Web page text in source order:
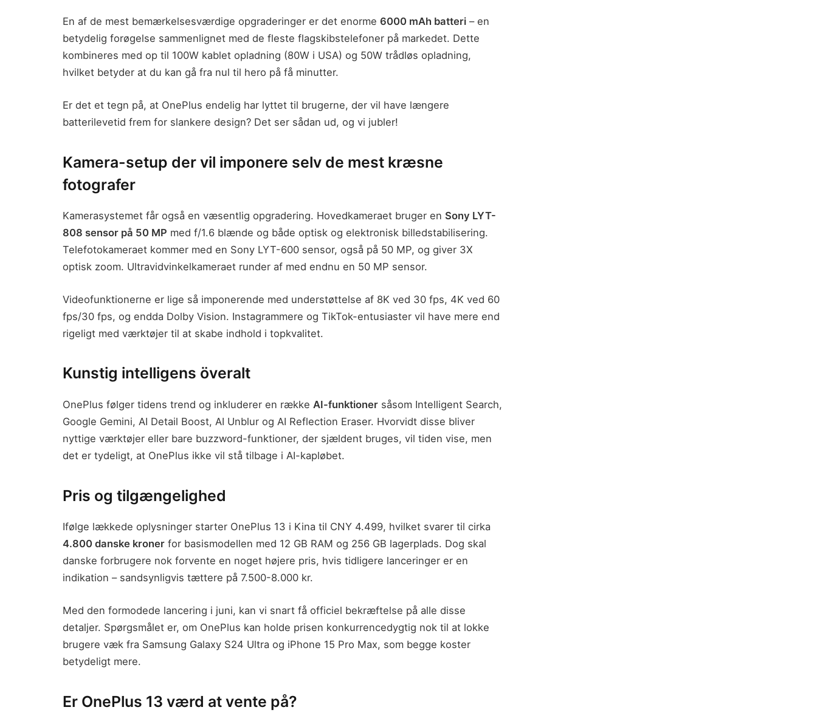
En af de mest bemærkelsesværdige opgraderinger er det enorme 6000 mAh batteri – en
betydelig forøgelse sammenlignet med de fleste flagskibstelefoner på markedet. Dette
kombineres med op til 100W kablet opladning (80W i USA) og 50W trådløs opladning,
hvilket betyder at du kan gå fra nul til hero på få minutter.
Er det et tegn på, at OnePlus endelig har lyttet til brugerne, der vil have længere
batterilevetid frem for slankere design? Det ser sådan ud, og vi jubler!
Kamera-setup der vil imponere selv de mest kræsne
fotografer
Kamerasystemet får også en væsentlig opgradering. Hovedkameraet bruger en Sony LYT-
808 sensor på 50 MP med f/1.6 blænde og både optisk og elektronisk billedstabilisering.
Telefotokameraet kommer med en Sony LYT-600 sensor, også på 50 MP, og giver 3X
optisk zoom. Ultravidvinkelkameraet runder af med endnu en 50 MP sensor.
Videofunktionerne er lige så imponerende med understøttelse af 8K ved 30 fps, 4K ved 60
fps/30 fps, og endda Dolby Vision. Instagrammere og TikTok-entusiaster vil have mere end
rigeligt med værktøjer til at skabe indhold i topkvalitet.
Kunstig intelligens överalt
OnePlus følger tidens trend og inkluderer en række AI-funktioner såsom Intelligent Search,
Google Gemini, AI Detail Boost, AI Unblur og AI Reflection Eraser. Hvorvidt disse bliver
nyttige værktøjer eller bare buzzword-funktioner, der sjældent bruges, vil tiden vise, men
det er tydeligt, at OnePlus ikke vil stå tilbage i AI-kapløbet.
Pris og tilgængelighed
Ifølge lækkede oplysninger starter OnePlus 13 i Kina til CNY 4.499, hvilket svarer til cirka
4.800 danske kroner for basismodellen med 12 GB RAM og 256 GB lagerplads. Dog skal
danske forbrugere nok forvente en noget højere pris, hvis tidligere lanceringer er en
indikation – sandsynligvis tættere på 7.500-8.000 kr.
Med den formodede lancering i juni, kan vi snart få officiel bekræftelse på alle disse
detaljer. Spørgsmålet er, om OnePlus kan holde prisen konkurrencedygtig nok til at lokke
brugere væk fra Samsung Galaxy S24 Ultra og iPhone 15 Pro Max, som begge koster
betydeligt mere.
Er OnePlus 13 værd at vente på?